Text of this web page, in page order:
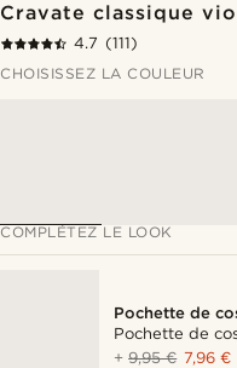
Cravate classique
4.7 (111)
CHOISISSEZ LA COULEUR
COMPLÉTEZ LE LOOK
Pochette de
Pochette de
+9,95 € 7,96 €